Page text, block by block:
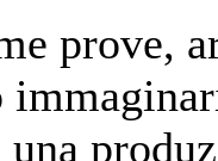
prove,